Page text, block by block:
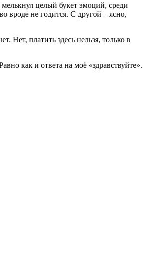
целый букет эмоций, среди
вроде не годится. С другой – ясно,
Нет, платить здесь нельзя, только в
как и ответа на моё «здравствуйте».